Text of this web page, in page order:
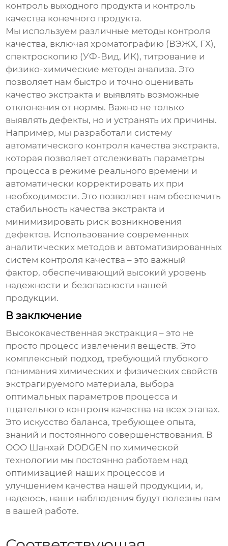
контроль выходного продукта и контроль
качества конечного продукта.
Мы используем различные методы контроля
качества, включая хроматографию (ВЭЖХ, ГХ),
спектроскопию (УФ-Вид, ИК), титрование и
физико-химические методы анализа. Это
позволяет нам быстро и точно оценивать
качество экстракта и выявлять возможные
отклонения от нормы. Важно не только
выявлять дефекты, но и устранять их причины.
Например, мы разработали систему
автоматического контроля качества экстракта,
которая позволяет отслеживать параметры
процесса в режиме реального времени и
автоматически корректировать их при
необходимости. Это позволяет нам обеспечить
стабильность качества экстракта и
минимизировать риск возникновения
дефектов. Использование современных
аналитических методов и автоматизированных
систем контроля качества – это важный
фактор, обеспечивающий высокий уровень
надежности и безопасности нашей
продукции.
В заключение
Высококачественная экстракция – это не
просто процесс извлечения веществ. Это
комплексный подход, требующий глубокого
понимания химических и физических свойств
экстрагируемого материала, выбора
оптимальных параметров процесса и
тщательного контроля качества на всех этапах.
Это искусство баланса, требующее опыта,
знаний и постоянного совершенствования. В
ООО Шанхай DODGEN по химической
технологии мы постоянно работаем над
оптимизацией наших процессов и
улучшением качества нашей продукции, и,
надеюсь, наши наблюдения будут полезны вам
в вашей работе.